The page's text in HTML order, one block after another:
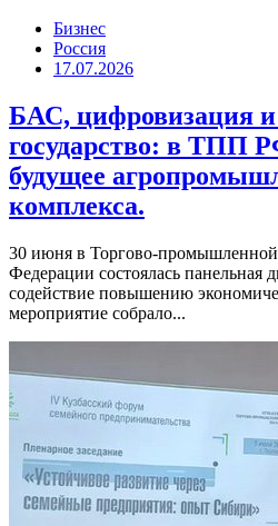
Бизнес
Россия
17.07.2026
БАС, цифровизация
государство: в ТПП
будущее
комплекса.
30 июня в Торгово-промышленной
Федерации состоялась панельная
содействие повышению
мероприятие собрало...